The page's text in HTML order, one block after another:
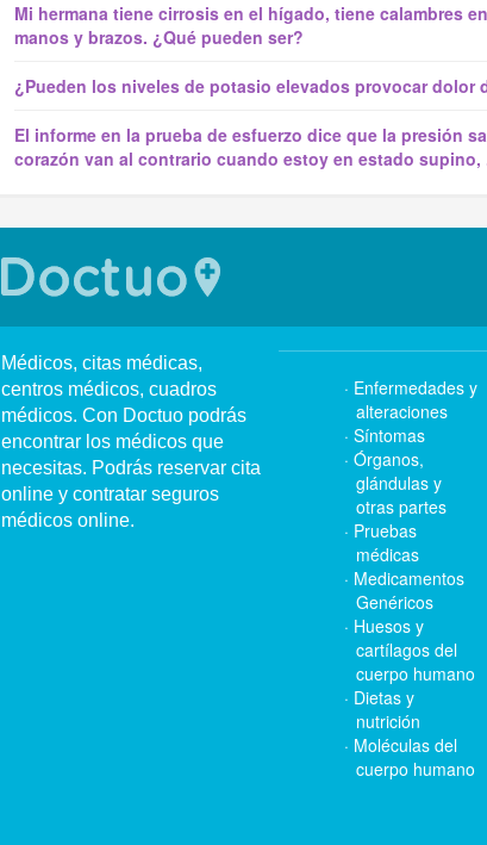
Mi hermana tiene cirrosis en el hígado, tiene calambres
manos y brazos. ¿Qué pueden ser?
¿Pueden los niveles de potasio elevados provocar dolor
El informe en la prueba de esfuerzo dice que la presión
corazón van al contrario cuando estoy en estado supino,
Médicos, citas médicas,
centros médicos, cuadros
médicos. Con Doctuo podrás
encontrar los médicos que
necesitas. Podrás reservar cita
online y contratar seguros
médicos online.
Enfermedades y
alteraciones
Síntomas
Órganos,
glándulas y
otras partes
Pruebas
médicas
Medicamentos
Genéricos
Huesos y
cartílagos del
cuerpo humano
Dietas y
nutrición
Moléculas del
cuerpo humano